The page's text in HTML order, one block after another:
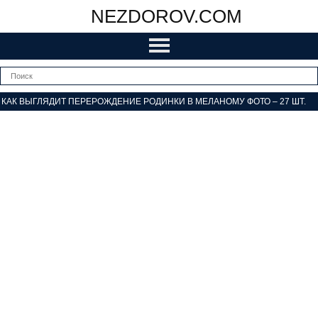
NEZDOROV.COM
КАК ВЫГЛЯДИТ ПЕРЕРОЖДЕНИЕ РОДИНКИ В МЕЛАНОМУ ФОТО – 27 ШТ.